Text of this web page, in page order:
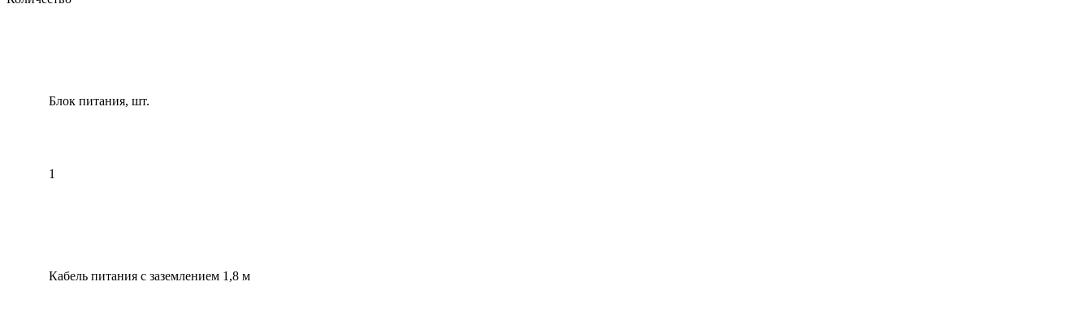
Блок питания, шт.
1
Кабель питания с заземлением 1,8 м